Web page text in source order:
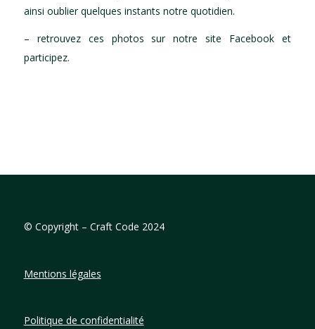
ainsi oublier quelques instants notre quotidien.
– retrouvez ces photos sur notre site Facebook et
participez.
© Copyright – Craft Code 2024
Mentions légales
Politique de confidentialité